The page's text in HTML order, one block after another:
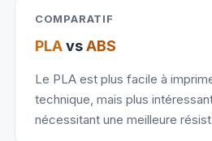
COMPARATIF
PLAvsABS
Le PLA est plus facile à
technique, mais plus
nécessitant une meilleure